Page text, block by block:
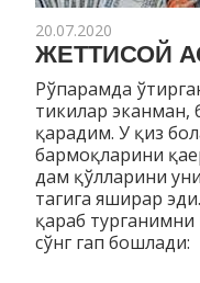
20.07.2020
ЖЕТТИСОЙ
Рўпарамда
тикилар эканман,
қарадим. У қиз
бармоқларини
дам қўлларини
тагига яширар
қараб
сўнг гап бошлади: